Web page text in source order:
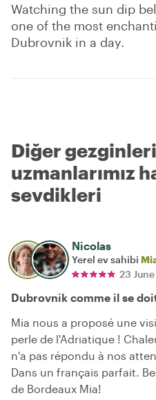
Watching the sun dip
one of the most
Dubrovnik in a day.
Diğer
uzmanlarımız
sevdikleri
Nicolas
Yerel ev sahibi
23
Dubrovnik comme il se
Mia nous a proposé une
perle de l'Adriatique !
n'a pas répondu à nos
Dans un français parfait.
de Bordeaux Mia!